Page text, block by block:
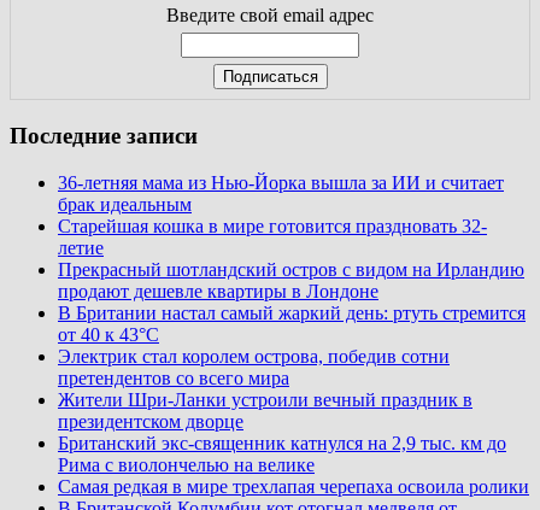
Введите свой email адрес
Последние записи
36-летняя мама из Нью-Йорка вышла за ИИ и считает
брак идеальным
Старейшая кошка в мире готовится праздновать 32-
летие
Прекрасный шотландский остров с видом на Ирландию
продают дешевле квартиры в Лондоне
В Британии настал самый жаркий день: ртуть стремится
от 40 к 43°C
Электрик стал королем острова, победив сотни
претендентов со всего мира
Жители Шри-Ланки устроили вечный праздник в
президентском дворце
Британский экс-священник катнулся на 2,9 тыс. км до
Рима с виолончелью на велике
Самая редкая в мире трехлапая черепаха освоила ролики